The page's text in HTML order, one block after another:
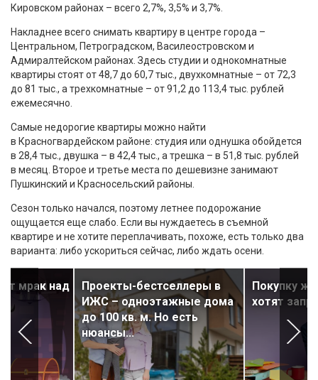
Кировском районах – всего 2,7%, 3,5% и 3,7%.
Накладнее всего снимать квартиру в центре города –
Центральном, Петроградском, Василеостровском и
Адмиралтейском районах. Здесь студии и однокомнатные
квартиры стоят от 48,7 до 60,7 тыс., двухкомнатные – от 72,3
до 81 тыс., а трехкомнатные – от 91,2 до 113,4 тыс. рублей
ежемесячно.
Самые недорогие квартиры можно найти
в Красногвардейском районе: студия или однушка обойдется
в 28,4 тыс., двушка – в 42,4 тыс., а трешка – в 51,8 тыс. рублей
в месяц. Второе и третье места по дешевизне занимают
Пушкинский и Красносельский районы.
Сезон только начался, поэтому летнее подорожание
ощущается еще слабо. Если вы нуждаетесь в съемной
квартире и не хотите переплачивать, похоже, есть только два
варианта: либо ускориться сейчас, либо ждать осени.
мрак над
Проекты-бестселлеры в
ИЖС – одноэтажные дома
до 100 кв. м. Но есть
нюансы...
Покупку
хотят